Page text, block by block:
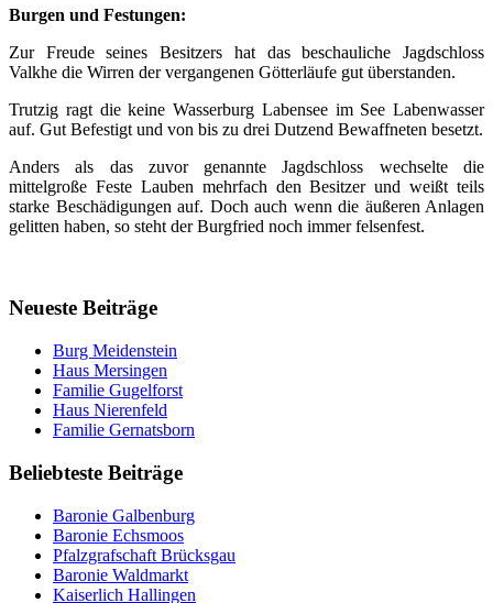
Burgen und Festungen:
Zur Freude seines Besitzers hat das beschauliche Jagdschloss
Valkhe die Wirren der vergangenen Götterläufe gut überstanden.
Trutzig ragt die keine Wasserburg Labensee im See Labenwasser
auf. Gut Befestigt und von bis zu drei Dutzend Bewaffneten besetzt.
Anders als das zuvor genannte Jagdschloss wechselte die
mittelgroße Feste Lauben mehrfach den Besitzer und weißt teils
starke Beschädigungen auf. Doch auch wenn die äußeren Anlagen
gelitten haben, so steht der Burgfried noch immer felsenfest.
Neueste Beiträge
Burg Meidenstein
Haus Mersingen
Familie Gugelforst
Haus Nierenfeld
Familie Gernatsborn
Beliebteste Beiträge
Baronie Galbenburg
Baronie Echsmoos
Pfalzgrafschaft Brücksgau
Baronie Waldmarkt
Kaiserlich Hallingen